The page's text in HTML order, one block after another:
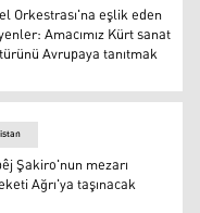
Orkestrası'na eşlik eden
Amacımız Kürt sanat
Avrupaya tanıtmak
Şakiro'nun mezarı
Ağrı'ya taşınacak